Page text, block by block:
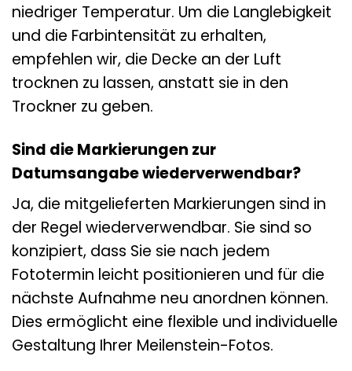
niedriger Temperatur. Um die Langlebigkeit
und die Farbintensität zu erhalten,
empfehlen wir, die Decke an der Luft
trocknen zu lassen, anstatt sie in den
Trockner zu geben.
Sind die Markierungen zur
Datumsangabe wiederverwendbar?
Ja, die mitgelieferten Markierungen sind in
der Regel wiederverwendbar. Sie sind so
konzipiert, dass Sie sie nach jedem
Fototermin leicht positionieren und für die
nächste Aufnahme neu anordnen können.
Dies ermöglicht eine flexible und individuelle
Gestaltung Ihrer Meilenstein-Fotos.